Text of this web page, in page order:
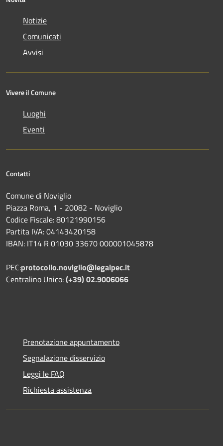
Notizie
Comunicati
Avvisi
Vivere il Comune
Luoghi
Eventi
Contatti
Comune di Noviglio
Piazza Roma, 1 - 20082 - Noviglio
Codice Fiscale: 80121990156
Partita IVA: 04143420158
IBAN: IT14 R 01030 33670 000001045878
PEC:protocollo.noviglio@legalpec.it
Centralino Unico:(+39) 02.9006066
Prenotazione appuntamento
Segnalazione disservizio
Leggi le FAQ
Richiesta assistenza